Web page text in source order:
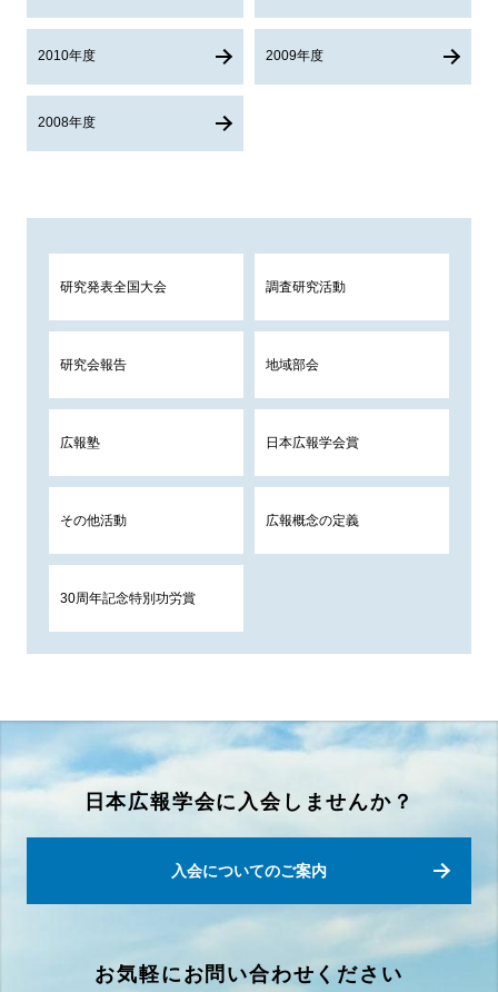
2010年度 2009年度
2008年度
研究発表全国大会 調査研究活動
研究会報告 地域部会
広報塾 日本広報学会賞
その他活動 広報概念の定義
30周年記念特別功労賞
日本広報学会に入会しませんか？
入会についてのご案内
お気軽にお問い合わせください